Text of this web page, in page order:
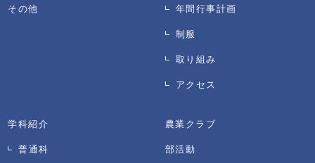
その他 年間行事計画
制服
取り組み
アクセス
学科紹介
普通科
農業クラブ
部活動